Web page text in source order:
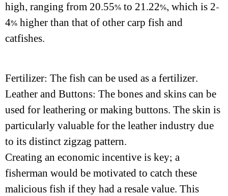
high, ranging from 20.55% to 21.22%, which is 2-
4% higher than that of other carp fish and
catfishes.
Fertilizer: The fish can be used as a fertilizer.
Leather and Buttons: The bones and skins can be
used for leathering or making buttons. The skin is
particularly valuable for the leather industry due
to its distinct zigzag pattern.
Creating an economic incentive is key; a
fisherman would be motivated to catch these
malicious fish if they had a resale value. This